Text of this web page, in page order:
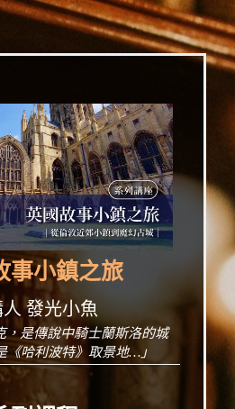
事小鎮之旅
發光小魚
，是傳說中騎士蘭斯洛的城
《哈利波特》取景地…」